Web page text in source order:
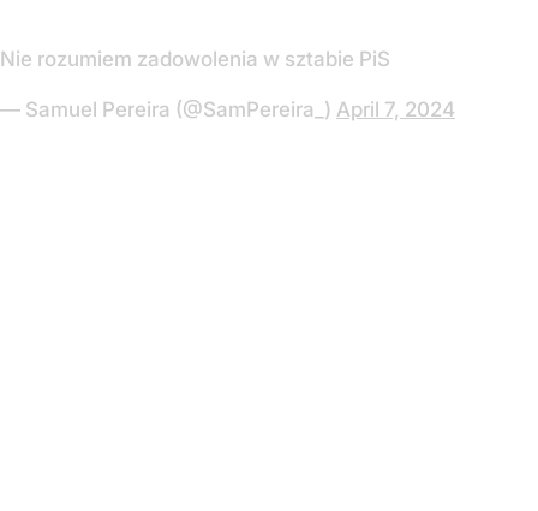
Nie rozumiem zadowolenia w sztabie PiS
— Samuel Pereira (@SamPereira_) April 7, 2024